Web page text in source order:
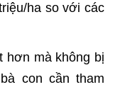
ha so với các
hơn mà không bị
con cần tham